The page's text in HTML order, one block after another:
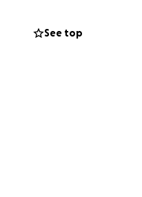
Wochen ist
See top